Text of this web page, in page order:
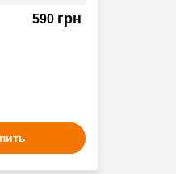
590 грн